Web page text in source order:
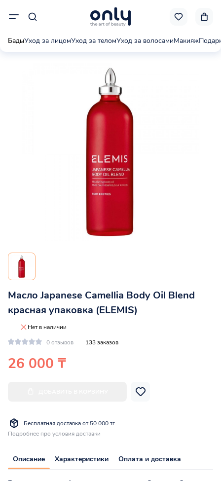
БадыУход за лицомУход за теломУход за волосамиМакияж
Масло Japanese Camellia Body Oil Blend
красная упаковка (ELEMIS)
Нет в наличии
0 отзывов
133 заказов
26 000 ₸
Бесплатная доставка от 50 000 тг.
Подробнее про условия доставки
Описание Характеристики Оплата и доставка